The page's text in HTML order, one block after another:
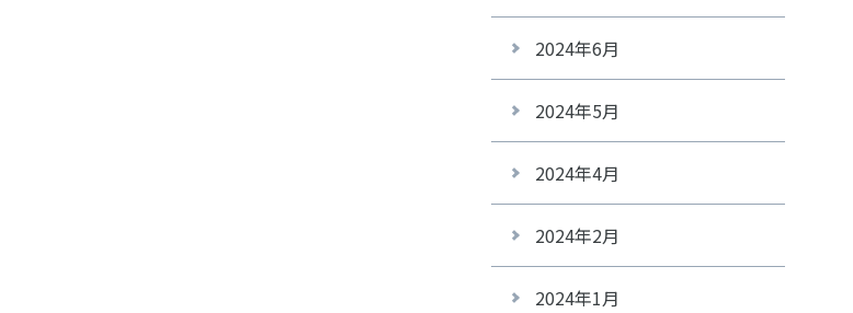
2024年6月
2024年5月
2024年4月
2024年2月
2024年1月